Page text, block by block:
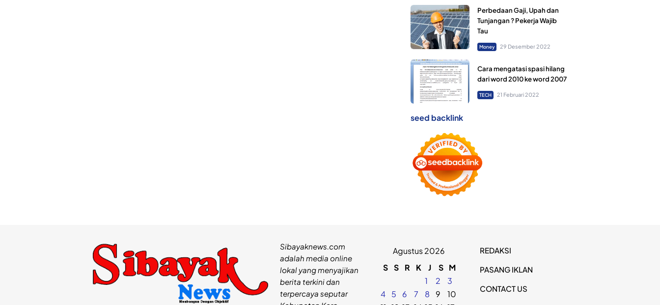
Perbedaan Gaji, Upah dan
Tunjangan ? Pekerja Wajib
Tau
Money 29 Desember 2022
Cara mengatasi spasi hilang
dari word 2010 ke word 2007
TECH 21 Februari 2022
seed backlink
Sibayaknews.com
adalah media online
lokal yang menyajikan
berita terkini dan
terpercaya seputar
Agustus 2026
S S R K J S M
1
2
3
4
5 6 7 8 9
10
REDAKSI
PASANG IKLAN
CONTACT US